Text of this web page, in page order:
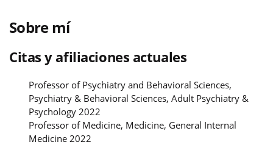
Sobre mí
Citas y afiliaciones actuales
Professor of Psychiatry and Behavioral Sciences,
Psychiatry & Behavioral Sciences, Adult Psychiatry &
Psychology 2022
Professor of Medicine, Medicine, General Internal
Medicine 2022